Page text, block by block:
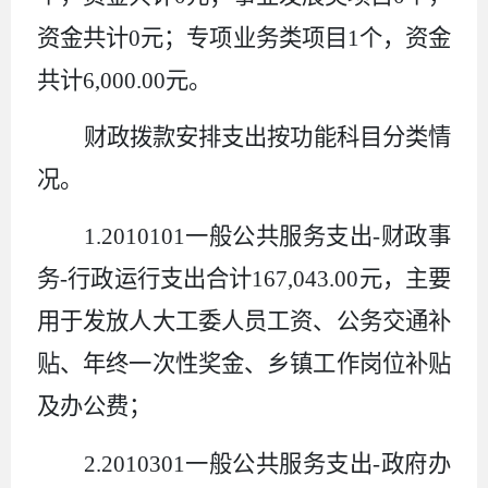
资金共计0元；专项业务类项目 1 个，资金
共计6,000.00元。
财政拨款安排支出按功能科目分类情
况。
1.2010101一般公共服务支出-财政事
务-行政运行支出合计167,043.00元，主要
用于发放人大工委人员工资、公务交通补
贴、年终一次性奖金、乡镇工作岗位补贴
及办公费；
2.2010301 一般公共服务支出-政府办